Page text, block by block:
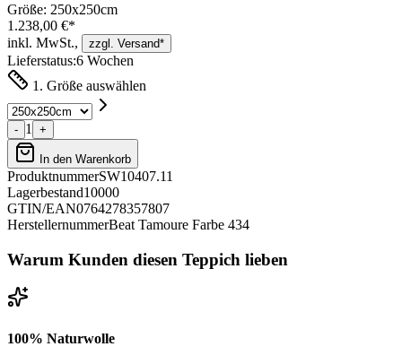
Größe: 250x250cm
1.238,00 €*
inkl. MwSt.,
zzgl. Versand*
Lieferstatus:6 Wochen
1. Größe auswählen
- 1 +
In den Warenkorb
ProduktnummerSW10407.11
Lagerbestand10000
GTIN/EAN0764278357807
HerstellernummerBeat Tamoure Farbe 434
Warum Kunden diesen Teppich lieben
100% Naturwolle